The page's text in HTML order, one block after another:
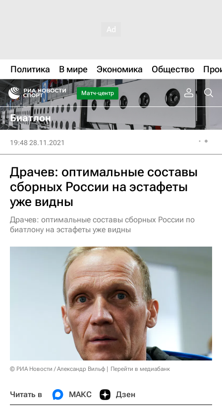
Политика В мире Экономика Общество
Матч-центр
Биатлон
19:48 28.11.2021
Драчев: оптимальные составы
сборных России на эстафеты
уже видны
Драчев: оптимальные составы сборных России по
биатлону на эстафеты уже видны
© РИА Новости / Александр Вильф Перейти в медиабанк
Читать в МАКС Дзен